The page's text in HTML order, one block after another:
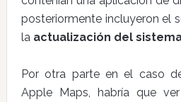
posteriormente incluyeron el
la actualización del
Por otra parte en el caso
Apple Maps, habría que